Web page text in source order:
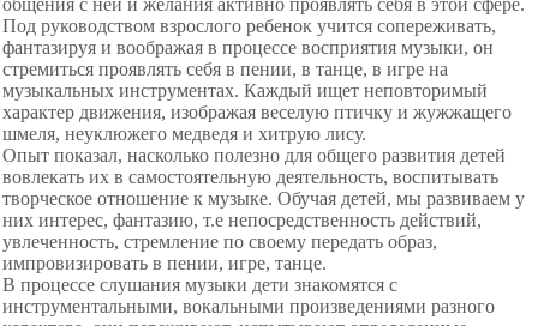
общения с ней и желания активно проявлять себя в этой сфере.
Под руководством взрослого ребенок учится сопереживать,
фантазируя и воображая в процессе восприятия музыки, он
стремиться проявлять себя в пении, в танце, в игре на
музыкальных инструментах. Каждый ищет неповторимый
характер движения, изображая веселую птичку и жужжащего
шмеля, неуклюжего медведя и хитрую лису.
Опыт показал, насколько полезно для общего развития детей
вовлекать их в самостоятельную деятельность, воспитывать
творческое отношение к музыке. Обучая детей, мы развиваем у
них интерес, фантазию, т.е непосредственность действий,
увлеченность, стремление по своему передать образ,
импровизировать в пении, игре, танце.
В процессе слушания музыки дети знакомятся с
инструментальными, вокальными произведениями разного